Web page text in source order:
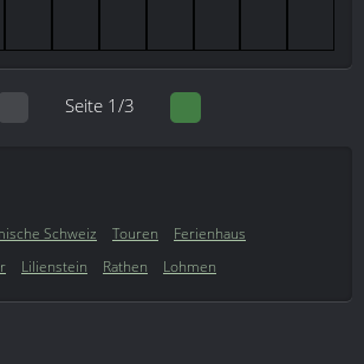
Seite 1/3
Schweiz Touren
Ferienhaus
Lilienstein Rathen Lohmen